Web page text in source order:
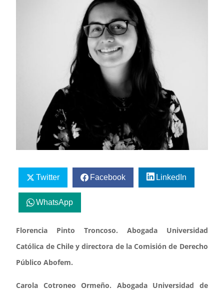
Twitter Facebook LinkedIn
WhatsApp
Florencia Pinto Troncoso. Abogada Universidad
Católica de Chile y directora de la Comisión de Derecho
Público Abofem.
Carola Cotroneo Ormeño. Abogada Universidad de